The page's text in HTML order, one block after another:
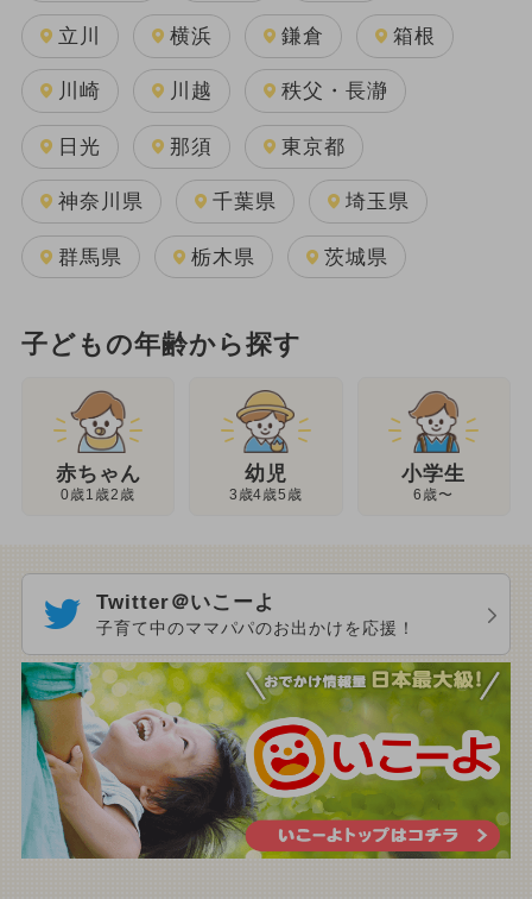
立川 横浜 鎌倉 箱根
川崎 川越 秩父・長瀞
日光 那須 東京都
神奈川県 千葉県 埼玉県
群馬県 栃木県 茨城県
子どもの年齢から探す
赤ちゃん
0歳1歳2歳
幼児
3歳4歳5歳
小学生
6歳〜
Twitter＠いこーよ
子育て中のママパパのお出かけを応援！